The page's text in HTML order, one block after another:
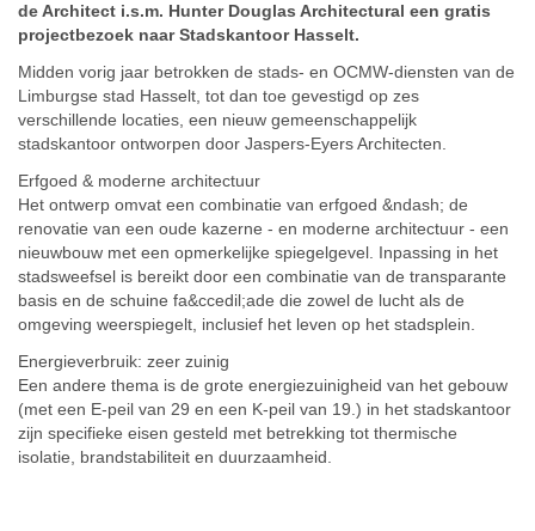
de Architect i.s.m. Hunter Douglas Architectural een gratis
projectbezoek naar Stadskantoor Hasselt.
Midden vorig jaar betrokken de stads- en OCMW-diensten van de
Limburgse stad Hasselt, tot dan toe gevestigd op zes
verschillende locaties, een nieuw gemeenschappelijk
stadskantoor ontworpen door Jaspers-Eyers Architecten.
Erfgoed & moderne architectuur
Het ontwerp omvat een combinatie van erfgoed &ndash; de
renovatie van een oude kazerne - en moderne architectuur - een
nieuwbouw met een opmerkelijke spiegelgevel. Inpassing in het
stadsweefsel is bereikt door een combinatie van de transparante
basis en de schuine fa&ccedil;ade die zowel de lucht als de
omgeving weerspiegelt, inclusief het leven op het stadsplein.
Energieverbruik: zeer zuinig
Een andere thema is de grote energiezuinigheid van het gebouw
(met een E-peil van 29 en een K-peil van 19.) in het stadskantoor
zijn specifieke eisen gesteld met betrekking tot thermische
isolatie, brandstabiliteit en duurzaamheid.